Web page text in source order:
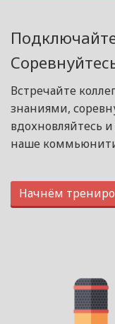
Встречайте
знаниями,
вдохновляйтесь
наше коммьюнити
Начнём